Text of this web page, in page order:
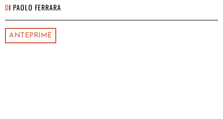
DI PAOLO FERRARA
ANTEPRIME